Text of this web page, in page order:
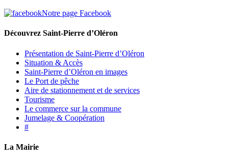
Notre page Facebook
Découvrez Saint-Pierre d’Oléron
Présentation de Saint-Pierre d’Oléron
Situation & Accès
Saint-Pierre d’Oléron en images
Le Port de pêche
Aire de stationnement et de services
Tourisme
Le commerce sur la commune
Jumelage & Coopération
#
La Mairie